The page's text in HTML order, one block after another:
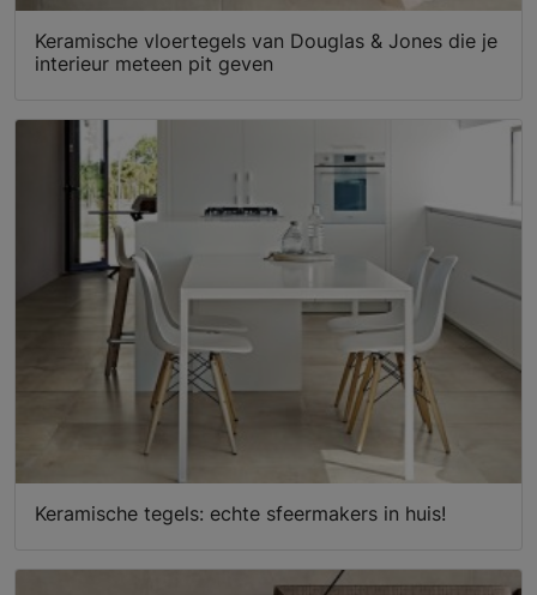
Keramische vloertegels van Douglas & Jones die je
interieur meteen pit geven
Keramische tegels: echte sfeermakers in huis!